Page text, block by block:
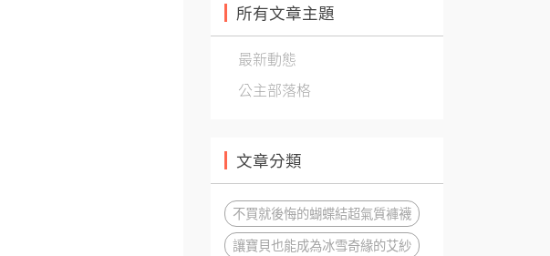
所有文章主題
最新動態
公主部落格
文章分類
不買就後悔的蝴蝶結超氣質褲襪
讓寶貝也能成為冰雪奇緣的艾紗